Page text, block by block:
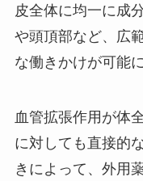
皮全体に均一に成
や頭頂部など、広
な働きかけが可能
血管拡張作用が体
に対しても直接的
きによって、外用